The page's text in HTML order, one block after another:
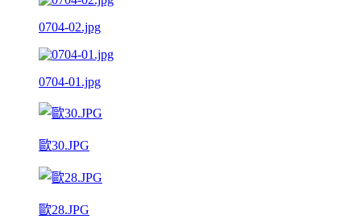
0704-02.jpg
0704-01.jpg
歐30.JPG
歐28.JPG